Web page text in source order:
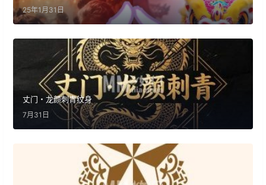
25年1月31日
丈门・龙颜刺青纹身
7月31日